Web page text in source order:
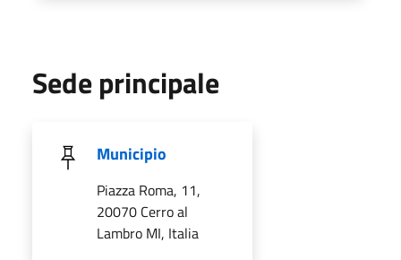
Sede principale
Municipio
Piazza Roma, 11,
20070 Cerro al
Lambro MI, Italia